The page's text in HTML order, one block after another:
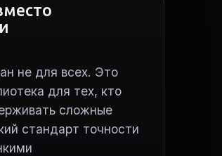
не для всех. Это
для тех, кто
сложные
стандарт точности